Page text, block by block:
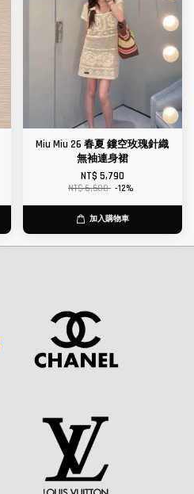
Miu Miu 26 春夏 鏤空玫瑰針織
無袖連身裙
NT$ 5,790
NT$ 6,580 -12%
加入購物車